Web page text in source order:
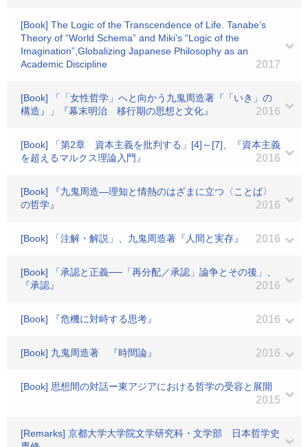
[Book] The Logic of the Transcendence of Life. Tanabe’s
Theory of “World Schema” and Miki’s “Logic of the
Imagination”,Globalizing Japanese Philosophy as an
Academic Discipline
2017
[Book] 「「女性哲学」へと向かう九鬼周造著『「いき」の
構造』」『幕末明治 移行期の思想と文化』
2016
[Book] 「第2章 資本主義を批判する」[4]～[7]、『資本主義
を超えるマルクス理論入門』
2016
[Book] 『九鬼周造―理知と情熱のはざまに立つ〈ことば〉
の哲学』
2016
[Book] 「注解・解説」、九鬼周造著『人間と実存』 2016
[Book] 「承認と正義──「再分配／承認」論争とその後」、
『承認』
2016
[Book] 『危機に対峙する思考』 2016
[Book] 九鬼周造著 『時間論』 2016
[Book] 思想間の対話ー東アジアにおける哲学の受容と展開
2015
[Remarks] 京都大学大学院文学研究科・文学部 日本哲学史